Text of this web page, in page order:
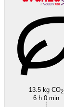
13.5 kg CO2
6 h 0 min